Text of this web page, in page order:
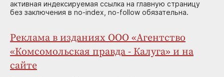
активная индексируемая ссылка на главную страницу
без заключения в no-index, no-follow обязательна.
Реклама в изданиях ООО «Агентство
«Комсомольская правда - Калуга» и на
сайте